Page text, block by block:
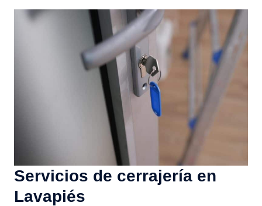
Servicios de cerrajería en
Lavapiés